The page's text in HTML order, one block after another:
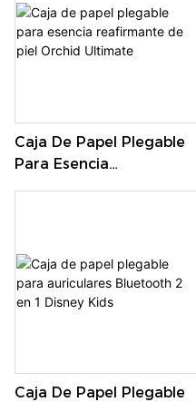
Caja De Papel Plegable
Para Esencia
Caja De Papel Plegable